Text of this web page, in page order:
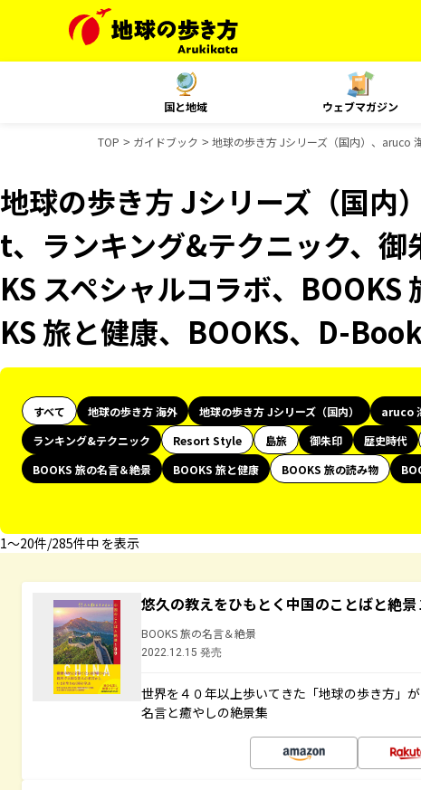
国と地域 ウェブマガジン
TOP ガイドブック 地球の歩き方 Jシリーズ（国内）、aruco
地球の歩き方 Jシリーズ（国内
t、ランキング&テクニック、御
KS スペシャルコラボ、BOOKS
KS 旅と健康、BOOKS、D-
すべて 地球の歩き方 海外 地球の歩き方 Jシリーズ（国内） aruco
ランキング&テクニック
Resort Style 島旅 御朱印 歴史時代
BOOKS 旅の名言＆絶景
BOOKS 旅と健康 BOOKS 旅の読み物
1〜20件/285件中 を表示
悠久の教えをひもとく中国のことばと絶景
BOOKS 旅の名言＆絶景
2022.12.15 発売
世界を４０年以上歩いてきた「地球の歩き方」
名言と癒やしの絶景集